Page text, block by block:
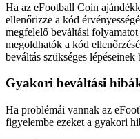
Ha az eFootball Coin
ellenőrizze a kód
megfelelő beváltási
megoldhatók a kód
beváltás szükséges lépéseinek
Gyakori beváltási
Ha problémái vannak az
figyelembe ezeket a gyakori